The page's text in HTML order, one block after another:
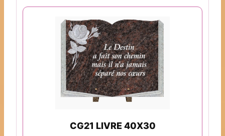
CG21 LIVRE 40X30